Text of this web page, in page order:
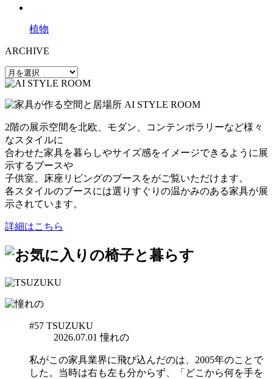
植物
ARCHIVE
2階の展示空間を北欧、モダン、コンテンポラリーなど様々
なスタイルに
合わせた家具を暮らしやサイズ感をイメージできるように展
示するブースや
子供室、床座リビングのブースをがご覧いただけます。
各スタイルのブースには選りすぐりの温かみのある家具が展
示されています。
詳細はこちら
#57 TSUZUKU
2026.07.01 憧れの
私がこの家具業界に飛び込んだのは、2005年のことで
した。当時は右も左も分からず、「どこから何を手を